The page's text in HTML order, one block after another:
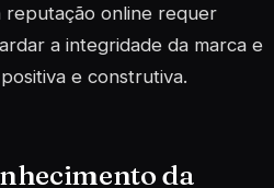
reputação online requer
a integridade da marca e
e construtiva.
da